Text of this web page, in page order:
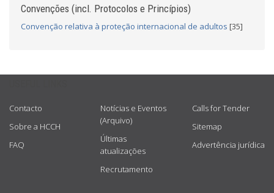
Convenções (incl. Protocolos e Princípios)
Convenção relativa à proteção internacional de adultos [35]
Contacto
Sobre a HCCH
FAQ
Notícias e Eventos
(Arquivo)
Últimas
atualizações
Recrutamento
Calls for Tender
Sitemap
Advertência jurídica